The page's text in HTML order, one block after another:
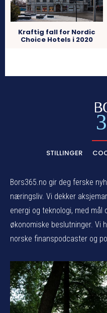
Kraftig fall for Nordic
Choice Hotels i 2020
STILLINGER
Bors365.no gir deg ferske
næringsliv. Vi dekker
energi og teknologi, med mål
økonomiske beslutninger. Vi
norske finanspodcaster og